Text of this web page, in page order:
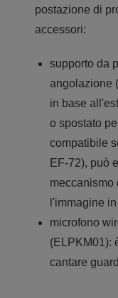
postazione di
accessori:
supporto da
angolazione
in base
o spostato
compatibile
EF-72), può
meccanismo
l'immagine
microfono
(ELPKM01):
cantare